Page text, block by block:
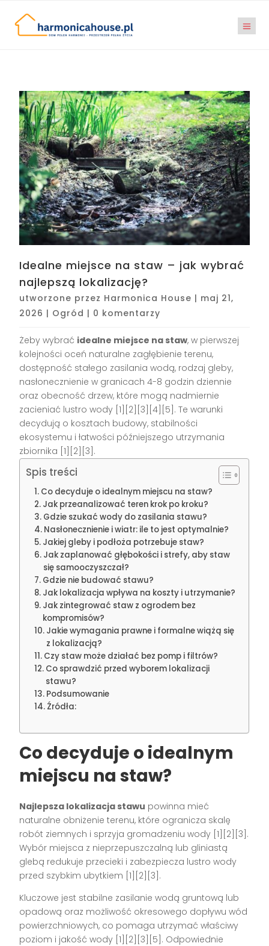
Idealne miejsce na staw – jak wybrać
najlepszą lokalizację?
utworzone przez Harmonica House | maj 21,
2026 | Ogród | 0 komentarzy
Żeby wybrać idealne miejsce na staw, w pierwszej
kolejności oceń naturalne zagłębienie terenu,
dostępność stałego zasilania wodą, rodzaj gleby,
nasłonecznienie w granicach 4-8 godzin dziennie
oraz obecność drzew, które mogą nadmiernie
zacieniać lustro wody [1][2][3][4][5]. Te warunki
decydują o kosztach budowy, stabilności
ekosystemu i łatwości późniejszego utrzymania
zbiornika [1][2][3].
Spis treści
Co decyduje o idealnym miejscu na staw?
Jak przeanalizować teren krok po kroku?
Gdzie szukać wody do zasilania stawu?
Nasłonecznienie i wiatr: ile to jest optymalnie?
Jakiej gleby i podłoża potrzebuje staw?
Jak zaplanować głębokości i strefy, aby staw
się samooczyszczał?
Gdzie nie budować stawu?
Jak lokalizacja wpływa na koszty i utrzymanie?
Jak zintegrować staw z ogrodem bez
kompromisów?
Jakie wymagania prawne i formalne wiążą się
z lokalizacją?
Czy staw może działać bez pomp i filtrów?
Co sprawdzić przed wyborem lokalizacji
stawu?
Podsumowanie
Źródła:
Co decyduje o idealnym
miejscu na staw?
Najlepsza lokalizacja stawu powinna mieć
naturalne obniżenie terenu, które ogranicza skalę
robót ziemnych i sprzyja gromadzeniu wody [1][2][3].
Wybór miejsca z nieprzepuszczalną lub gliniastą
glebą redukuje przecieki i zabezpiecza lustro wody
przed szybkim ubytkiem [1][2][3].
Kluczowe jest stabilne zasilanie wodą gruntową lub
opadową oraz możliwość okresowego dopływu wód
powierzchniowych, co pomaga utrzymać właściwy
poziom i jakość wody [1][2][3][5]. Odpowiednie